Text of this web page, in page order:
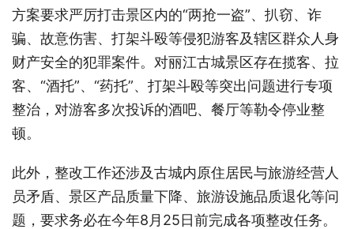
方案要求严厉打击景区内的“两抢一盗”、扒窃、诈
骗、故意伤害、打架斗殴等侵犯游客及辖区群众人身
财产安全的犯罪案件。对丽江古城景区存在揽客、拉
客、“酒托”、“药托”、打架斗殴等突出问题进行专项
整治，对游客多次投诉的酒吧、餐厅等勒令停业整
顿。
此外，整改工作还涉及古城内原住居民与旅游经营人
员矛盾、景区产品质量下降、旅游设施品质退化等问
题，要求务必在今年8月25日前完成各项整改任务。